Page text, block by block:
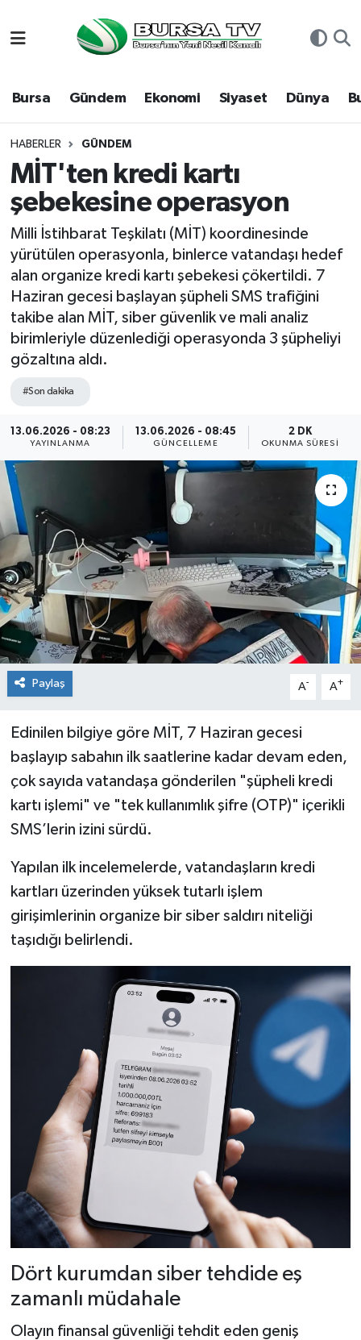
Bursa Gündem Ekonomi Siyaset Dünya
HABERLER GÜNDEM
MİT'ten kredi kartı
şebekesine operasyon
Milli İstihbarat Teşkilatı (MİT) koordinesinde
yürütülen operasyonla, binlerce vatandaşı hedef
alan organize kredi kartı şebekesi çökertildi. 7
Haziran gecesi başlayan şüpheli SMS trafiğini
takibe alan MİT, siber güvenlik ve mali analiz
birimleriyle düzenlediği operasyonda 3 şüpheliyi
gözaltına aldı.
#Son dakika
13.06.2026 - 08:23
YAYINLANMA
13.06.2026 - 08:45
GÜNCELLEME
2 DK
OKUNMA SÜRESI
Paylaş A- A+
Edinilen bilgiye göre MİT, 7 Haziran gecesi
başlayıp sabahın ilk saatlerine kadar devam eden,
çok sayıda vatandaşa gönderilen "şüpheli kredi
kartı işlemi" ve "tek kullanımlık şifre (OTP)" içerikli
SMS’lerin izini sürdü.
Yapılan ilk incelemelerde, vatandaşların kredi
kartları üzerinden yüksek tutarlı işlem
girişimlerinin organize bir siber saldırı niteliği
taşıdığı belirlendi.
Dört kurumdan siber tehdide eş
zamanlı müdahale
Olayın finansal güvenliği tehdit eden geniş
Bursa
Dünya
Eğitim
Ekonomi
Genel
Gündem
Magazin
Sağlık
Siyaset
Teknoloji
Türkiye
Hava Durumu
Namaz Vakitleri
Trafik Durumu
Süper Lig Puan Durumu ve Fikstür
Tüm Manşetler
Son Dakika Haberleri
Haber Arşivi